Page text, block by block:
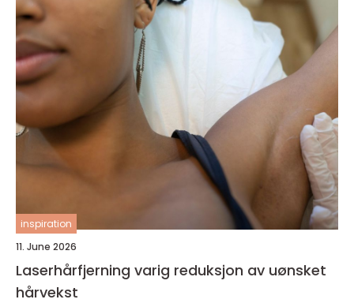
inspiration
11. June 2026
Laserhårfjerning varig reduksjon av uønsket
hårvekst